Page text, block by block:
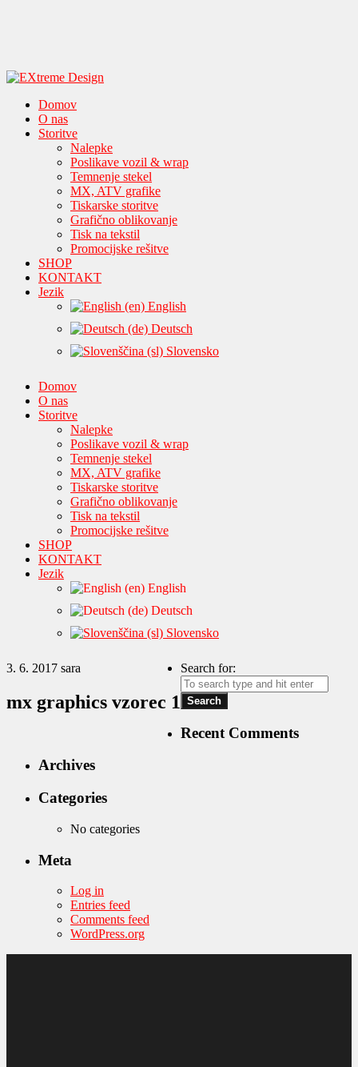
Domov
O nas
Storitve
Nalepke
Poslikave vozil & wrap
Temnenje stekel
MX, ATV grafike
Tiskarske storitve
Grafično oblikovanje
Tisk na tekstil
Promocijske rešitve
SHOP
KONTAKT
Jezik
English
Deutsch
Slovensko
Domov
O nas
Storitve
Nalepke
Poslikave vozil & wrap
Temnenje stekel
MX, ATV grafike
Tiskarske storitve
Grafično oblikovanje
Tisk na tekstil
Promocijske rešitve
SHOP
KONTAKT
Jezik
English
Deutsch
Slovensko
3. 6. 2017 sara
mx graphics vzorec 1
Search for:
Recent Comments
Archives
Categories
No categories
Meta
Log in
Entries feed
Comments feed
WordPress.org